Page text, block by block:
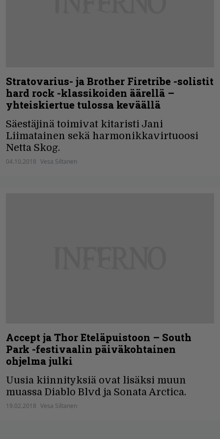
Stratovarius- ja Brother Firetribe -solistit
hard rock -klassikoiden äärellä –
yhteiskiertue tulossa keväällä
Säestäjinä toimivat kitaristi Jani
Liimatainen sekä harmonikkavirtuoosi
Netta Skog.
04.10.2018 Vesa Siltanen
Accept ja Thor Eteläpuistoon – South
Park -festivaalin päiväkohtainen
ohjelma julki
Uusia kiinnityksiä ovat lisäksi muun
muassa Diablo Blvd ja Sonata Arctica.
19.02.2018 Vesa Siltanen